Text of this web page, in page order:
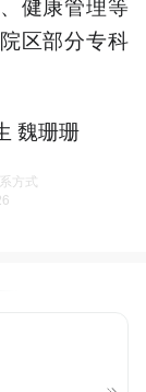
区部分专科
魏珊珊
方式